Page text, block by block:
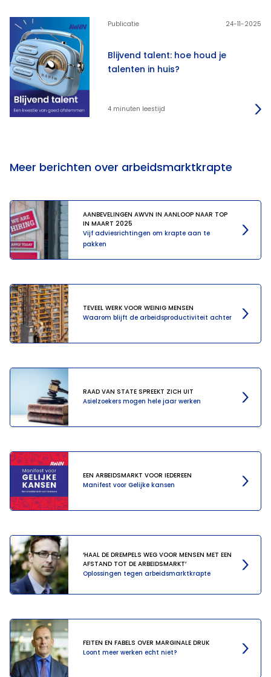
Blijvend talent: hoe houd je
talenten in huis?
Publicatie 24-11-2025
4 minuten leestijd
Meer berichten over arbeidsmarktkrapte
Vijf adviesrichtingen om krapte aan te
pakken
AANBEVELINGEN AWVN IN AANLOOP NAAR TOP
IN MAART 2025
Waarom blijft de arbeidsproductiviteit achter
TEVEEL WERK VOOR WEINIG MENSEN
Asielzoekers mogen hele jaar werken
RAAD VAN STATE SPREEKT ZICH UIT
Manifest voor Gelijke kansen
EEN ARBEIDSMARKT VOOR IEDEREEN
Oplossingen tegen arbeidsmarktkrapte
‘HAAL DE DREMPELS WEG VOOR MENSEN MET EEN
AFSTAND TOT DE ARBEIDSMARKT’
Loont meer werken echt niet?
FEITEN EN FABELS OVER MARGINALE DRUK